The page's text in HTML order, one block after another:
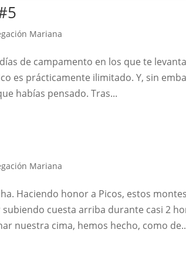
Mariana
de campamento en los que te
es prácticamente ilimitado. Y, sin
habías pensado. Tras...
Mariana
Haciendo honor a Picos, estos
cuesta arriba durante casi 2
nuestra cima, hemos hecho, como